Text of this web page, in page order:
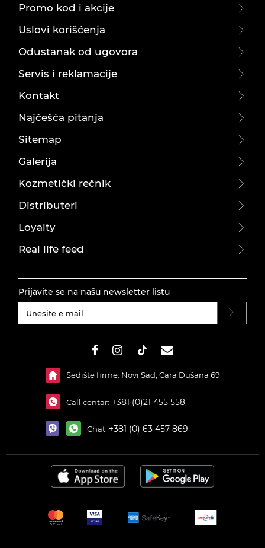
Promo kod i akcije
Uslovi korišćenja
Odustanak od ugovora
Servis i reklamacije
Kontakt
Najčešća pitanja
Sitemap
Galerija
Kozmetički rečnik
Distributeri
Loyalty
Real life feed
Prijavite se na našu newsletter listu
Sedište firme: Novi Sad, Cara Dušana 69
Call centar: +381 (0)21 455 558
Chat: +381 (0) 63 457 869